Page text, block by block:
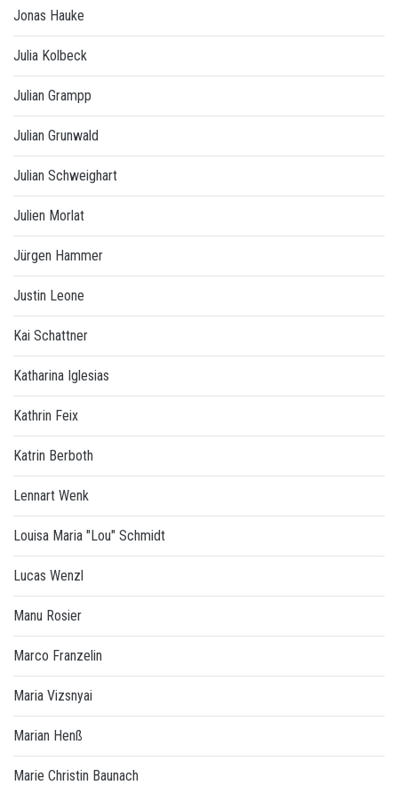
Jonas Hauke
Julia Kolbeck
Julian Grampp
Julian Grunwald
Julian Schweighart
Julien Morlat
Jürgen Hammer
Justin Leone
Kai Schattner
Katharina Iglesias
Kathrin Feix
Katrin Berboth
Lennart Wenk
Louisa Maria "Lou" Schmidt
Lucas Wenzl
Manu Rosier
Marco Franzelin
Maria Vizsnyai
Marian Henß
Marie Christin Baunach